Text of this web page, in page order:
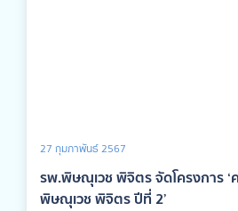
27 กุมภาพันธ์ 2567
รพ.พิษณุเวช พิจิตร จัดโครงการ ‘
พิษณุเวช พิจิตร ปีที่ 2’